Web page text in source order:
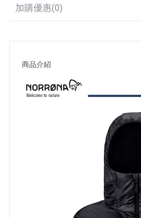
加購優惠(0)
商品介紹